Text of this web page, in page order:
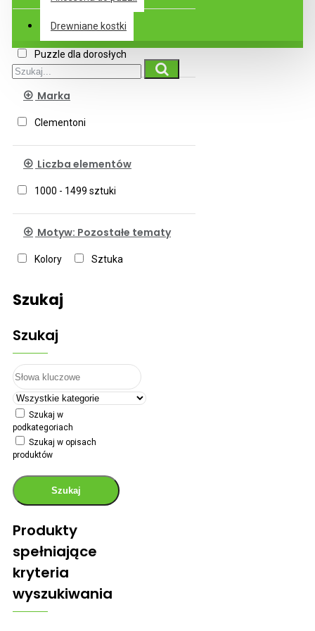
Drewniane kostki
Podkategorie
Puzzle dla dorosłych
Marka
Clementoni
Liczba elementów
1000 - 1499 sztuki
Motyw: Pozostałe tematy
Kolory Sztuka
Szukaj
Szukaj
Szukaj w
podkategoriach
Szukaj w opisach
produktów
Szukaj
Produkty
spełniające
kryteria
wyszukiwania